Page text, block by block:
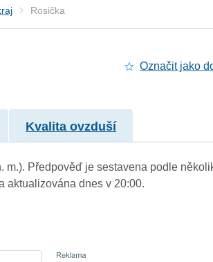
Rosička
Označit jako
Kvalita ovzduší
m.). Předpověď je sestavena podle
aktualizována dnes v 20:00.